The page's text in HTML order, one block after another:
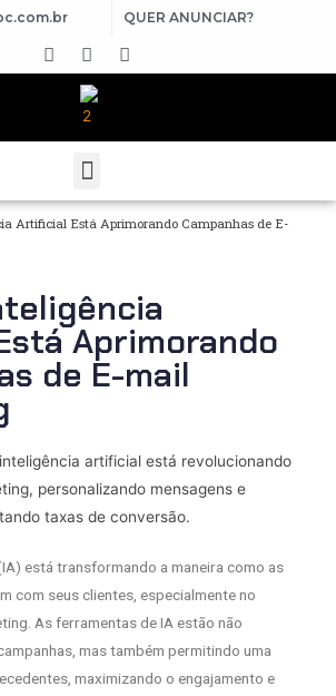
QUER ANUNCIAR?
Artificial Está Aprimorando Campanhas de E-
Aprimorando
de E-mail
está transformando a maneira como as
com seus clientes, especialmente no
As ferramentas de IA estão não
mas também permitindo uma
maximizando o engajamento e